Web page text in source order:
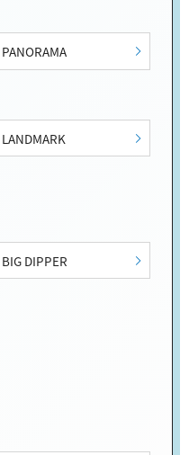
PANORAMA
LANDMARK
BIG DIPPER